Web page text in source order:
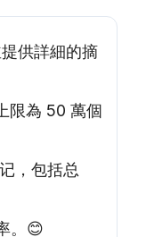
供詳細的摘
限為 50 萬個
，包括总
。😊